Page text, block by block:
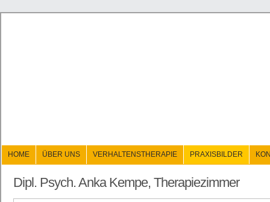
HOME ÜBER UNS VERHALTENSTHERAPIE PRAXISBILDER
Dipl. Psych. Anka Kempe, Therapiezimmer